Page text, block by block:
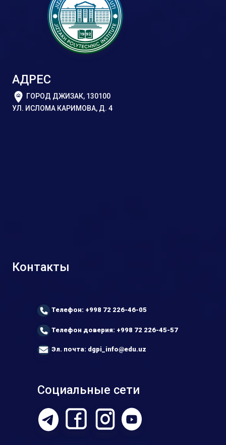
АДРЕС
ГОРОД ДЖИЗАК, 130100
УЛ. ИСЛОМА КАРИМОВА, Д. 4
Контакты
Телефон: +998 72 226-46-05
Телефон доверия: +998 72 226-45-57
Эл. почта: dgpi_info@edu.uz
Социальные сети